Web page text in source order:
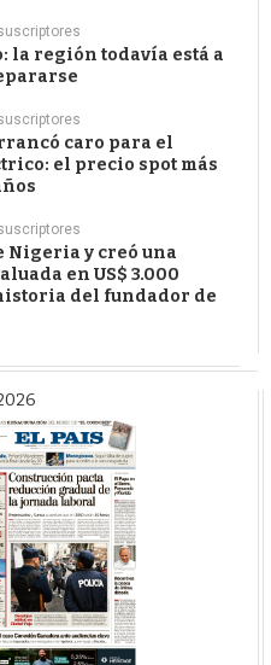
la región todavía está a
caro para el
el precio spot más
Nigeria y creó una
en US$ 3.000
del fundador de